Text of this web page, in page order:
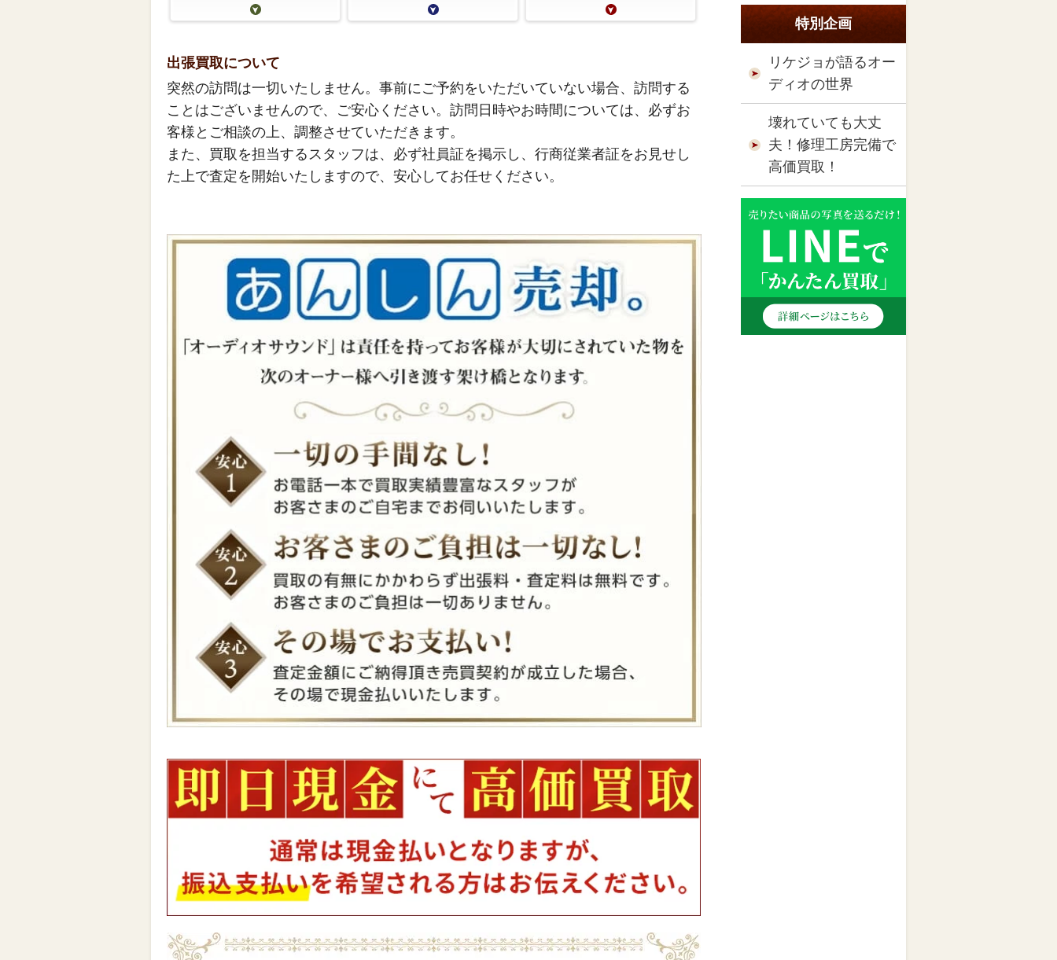
出張買取について
突然の訪問は一切いたしません。事前にご予約をいただいていない場合、訪問する
ことはございませんので、ご安心ください。訪問日時やお時間については、必ずお
客様とご相談の上、調整させていただきます。
また、買取を担当するスタッフは、必ず社員証を掲示し、行商従業者証をお見せし
た上で査定を開始いたしますので、安心してお任せください。
特別企画
リケジョが語るオー
ディオの世界
壊れていても大丈
夫！修理工房完備で
高価買取！